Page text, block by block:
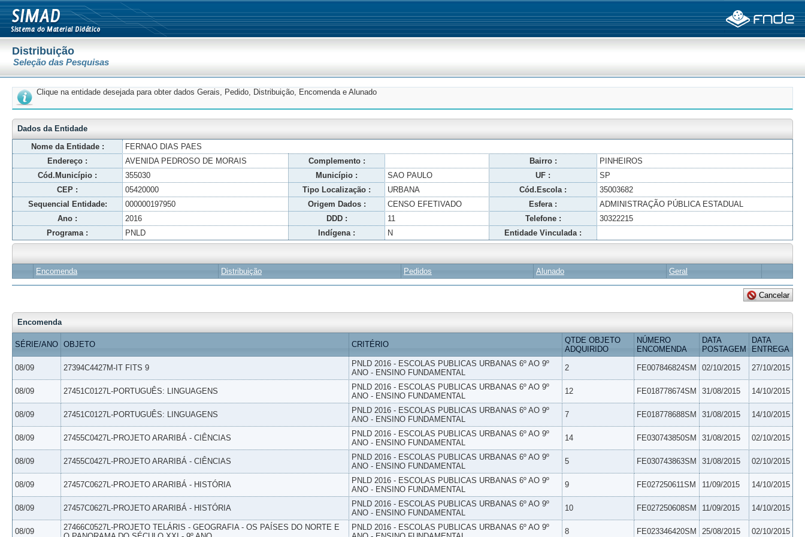
Distribuição
Seleção das Pesquisas
Clique na entidade desejada para obter dados Gerais, Pedido, Distribuição, Encomenda e Alunado
Dados da Entidade
Nome da Entidade :
FERNAO DIAS PAES
Endereço :
AVENIDA PEDROSO DE MORAIS Complemento : Bairro :
PINHEIROS
Cód.Município :
355030 Município : SAO PAULO UF :
SP
CEP :
05420000 Tipo Localização : URBANA Cód.Escola :
35003682
Sequencial Entidade:
000000197950 Origem Dados : CENSO EFETIVADO Esfera :
ADMINISTRAÇÃO PÚBLICA ESTADUAL
Ano :
2016 DDD : 11 Telefone :
30322215
Programa :
PNLD Indígena : N Entidade Vinculada :
Encomenda Distribuição Pedidos Alunado Geral
Encomenda
SÉRIE/ANO OBJETO CRITÉRIO
QTDE OBJETO
ADQUIRIDO
NÚMERO
ENCOMENDA
DATA
POSTAGEM
DATA
ENTREGA
08/09 27394C4427M-IT FITS 9
PNLD 2016 - ESCOLAS PUBLICAS URBANAS 6º AO 9º
ANO - ENSINO FUNDAMENTAL
2 FE007846824SM 02/10/2015 27/10/2015
08/09 27451C0127L-PORTUGUÊS: LINGUAGENS
PNLD 2016 - ESCOLAS PUBLICAS URBANAS 6º AO 9º
ANO - ENSINO FUNDAMENTAL
12 FE018778674SM 31/08/2015 14/10/2015
08/09 27451C0127L-PORTUGUÊS: LINGUAGENS
PNLD 2016 - ESCOLAS PUBLICAS URBANAS 6º AO 9º
ANO - ENSINO FUNDAMENTAL
7 FE018778688SM 31/08/2015 14/10/2015
08/09 27455C0427L-PROJETO ARARIBÁ - CIÊNCIAS
PNLD 2016 - ESCOLAS PUBLICAS URBANAS 6º AO 9º
ANO - ENSINO FUNDAMENTAL
14 FE030743850SM 31/08/2015 02/10/2015
08/09 27455C0427L-PROJETO ARARIBÁ - CIÊNCIAS
PNLD 2016 - ESCOLAS PUBLICAS URBANAS 6º AO 9º
ANO - ENSINO FUNDAMENTAL
5 FE030743863SM 31/08/2015 02/10/2015
08/09 27457C0627L-PROJETO ARARIBÁ - HISTÓRIA
PNLD 2016 - ESCOLAS PUBLICAS URBANAS 6º AO 9º
ANO - ENSINO FUNDAMENTAL
9 FE027250611SM 11/09/2015 14/10/2015
08/09 27457C0627L-PROJETO ARARIBÁ - HISTÓRIA
PNLD 2016 - ESCOLAS PUBLICAS URBANAS 6º AO 9º
ANO - ENSINO FUNDAMENTAL
10 FE027250608SM 11/09/2015 14/10/2015
08/09
27466C0527L-PROJETO TELÁRIS - GEOGRAFIA - OS PAÍSES DO NORTE E
PNLD 2016 - ESCOLAS PUBLICAS URBANAS 6º AO 9º
8 FE023346420SM 25/08/2015 02/10/2015